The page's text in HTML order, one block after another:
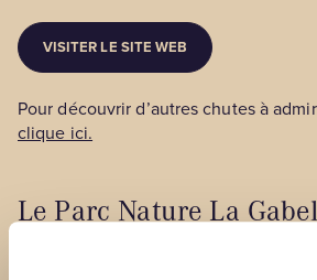
VISITER LE SITE WEB
Pour découvrir d’autres chutes à
clique ici.
Le Parc Nature La